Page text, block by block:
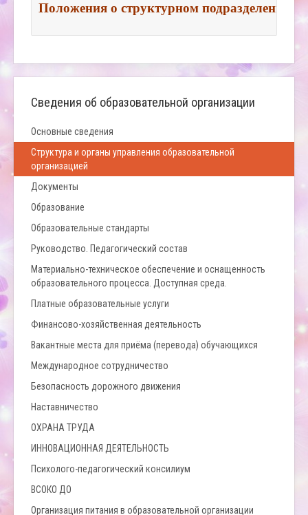
Положения о структурном подразделении
Сведения об образовательной организации
Основные сведения
Структура и органы управления образовательной
организацией
Документы
Образование
Образовательные стандарты
Руководство. Педагогический состав
Материально-техническое обеспечение и оснащенность
образовательного процесса. Доступная среда.
Платные образовательные услуги
Финансово-хозяйственная деятельность
Вакантные места для приёма (перевода) обучающихся
Международное сотрудничество
Безопасность дорожного движения
Наставничество
ОХРАНА ТРУДА
ИННОВАЦИОННАЯ ДЕЯТЕЛЬНОСТЬ
Психолого-педагогический консилиум
ВСОКО ДО
Организация питания в образовательной организации